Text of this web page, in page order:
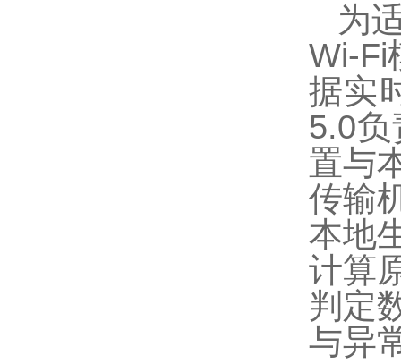
为
Wi-Fi
据实
5.0负
置与
传输
本地
计算
判定
与异